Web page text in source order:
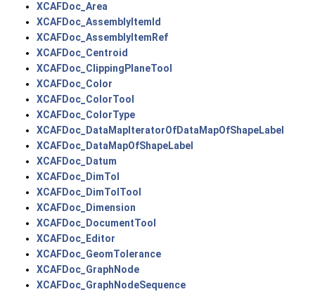
XCAFDoc_Area
XCAFDoc_AssemblyItemId
XCAFDoc_AssemblyItemRef
XCAFDoc_Centroid
XCAFDoc_ClippingPlaneTool
XCAFDoc_Color
XCAFDoc_ColorTool
XCAFDoc_ColorType
XCAFDoc_DataMapIteratorOfDataMapOfShapeLabel
XCAFDoc_DataMapOfShapeLabel
XCAFDoc_Datum
XCAFDoc_DimTol
XCAFDoc_DimTolTool
XCAFDoc_Dimension
XCAFDoc_DocumentTool
XCAFDoc_Editor
XCAFDoc_GeomTolerance
XCAFDoc_GraphNode
XCAFDoc_GraphNodeSequence